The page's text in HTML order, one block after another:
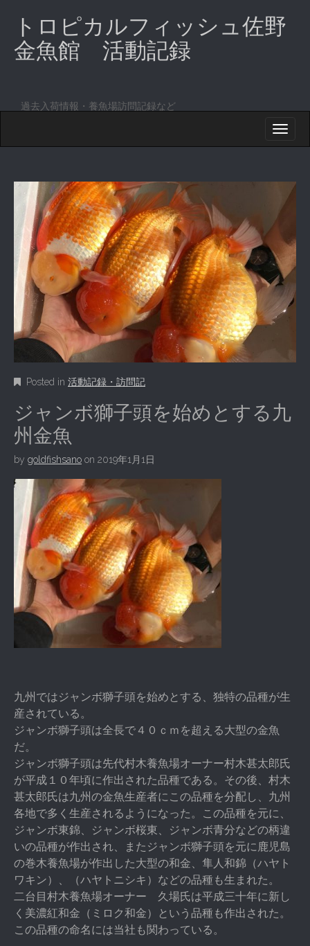
トロピカルフィッシュ佐野
金魚館 活動記録
過去入荷情報・養魚場訪問記録など
N
M
E
N
U
O
N
Posted in 活動記録・訪問記
ジャンボ獅子頭を始めとする九
州金魚
by goldfishsano on 2019年1月1日
九州ではジャンボ獅子頭を始めとする、独特の品種が生
産されている。
ジャンボ獅子頭は全長で４０ｃｍを超える大型の金魚
だ。
ジャンボ獅子頭は先代村木養魚場オーナー村木甚太郎氏
が平成１０年頃に作出された品種である。その後、村木
甚太郎氏は九州の金魚生産者にこの品種を分配し、九州
各地で多く生産されるようになった。この品種を元に、
ジャンボ東錦、ジャンボ桜東、ジャンボ青分などの柄違
いの品種が作出され、またジャンボ獅子頭を元に鹿児島
の巻木養魚場が作出した大型の和金、隼人和錦（ハヤト
ワキン）、（ハヤトニシキ）などの品種も生まれた。
二台目村木養魚場オーナー 久場氏は平成三十年に新し
く美濃紅和金（ミロク和金）という品種も作出された。
この品種の命名には当社も関わっている。